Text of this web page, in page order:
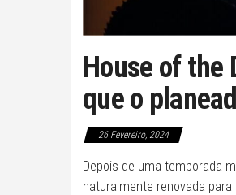
House of the
que o
26 Fevereiro, 2024
Depois de uma temporada
naturalmente renovada